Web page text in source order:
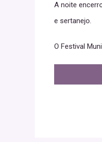
A noite
e sertanejo.
O Festival